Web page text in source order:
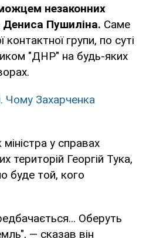
незаконних
Дениса Пушиліна. Саме
групи, по суті
"ДНР" на будь-яких
Чому Захарченка
у справах
територій Георгій Тука,
буде той, кого
Оберуть
— сказав він